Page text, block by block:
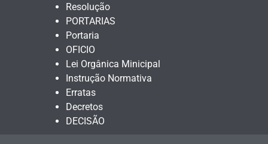
Resolução
PORTARIAS
Portaria
OFICIO
Lei Orgânica Minicipal
Instrução Normativa
Erratas
Decretos
DECISÃO